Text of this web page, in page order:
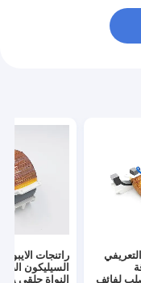
لفائف
راتنجات
السيليكون
النواة حلقي 5A